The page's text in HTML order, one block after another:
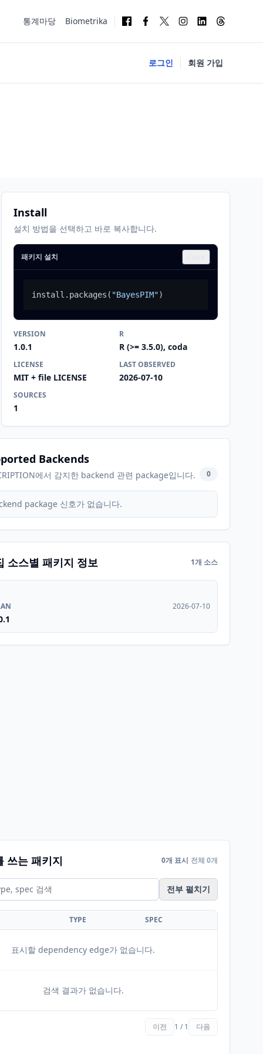
통계마당 Biometrika
로그인 회원 가입
Install
설치 방법을 선택하고 바로 복사합니다.
패키지 설치
install.packages ( "BayesPIM")
VERSION
1.0.1
R
R (>= 3.5.0), coda
LICENSE
MIT + file LICENSE
LAST OBSERVED
2026-07-10
SOURCES
1
Backends
에서 감지한 backend 관련 package입니다. 0
package 신호가 없습니다.
소스별 패키지 정보 1개 소스
2026-07-10
쓰는 패키지 0개 표시 전체 0개
전부 펼치기
TYPE SPEC
표시할 dependency edge가 없습니다.
검색 결과가 없습니다.
이전 1 / 1 다음